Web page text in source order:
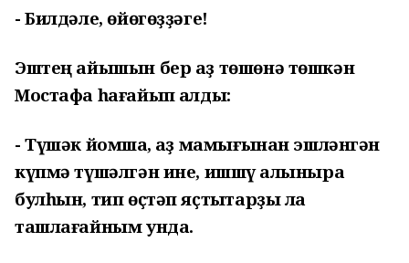
- Билдәле, өйөгөҙҙәге!
Эштең айышын бер аҙ төшөнә төшкән
Мостафа һағайып ҡалды:
- Түшәк йомшаҡ, ҡаҙ мамығынан эшләнгән
күпмә түшәлгән ине, ишшү ҡалыныраҡ
булһын, тип өҫтәп яҫтыҡтарҙы ла
ташлағайным унда.